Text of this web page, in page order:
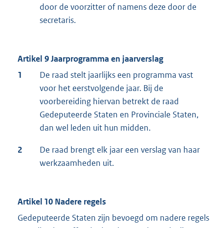
door de voorzitter of namens deze door de
secretaris.
Artikel 9 Jaarprogramma en jaarverslag
1
De raad stelt jaarlijks een programma vast
voor het eerstvolgende jaar. Bij de
voorbereiding hiervan betrekt de raad
Gedeputeerde Staten en Provinciale Staten,
dan wel leden uit hun midden.
2
De raad brengt elk jaar een verslag van haar
werkzaamheden uit.
Artikel 10 Nadere regels
Gedeputeerde Staten zijn bevoegd om nadere regels